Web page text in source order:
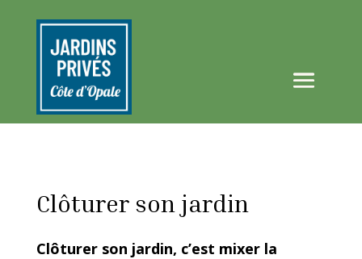
Clôturer son jardin
Clôturer son jardin, c’est mixer la